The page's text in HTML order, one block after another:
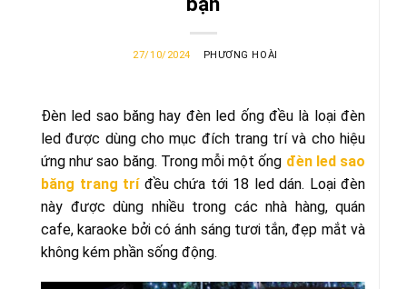
27/10/2024 PHƯƠNG HOÀI
Đèn led sao băng hay đèn led ống đều là loại đèn
led được dùng cho mục đích trang trí và cho hiệu
ứng như sao băng. Trong mỗi một ống đèn led sao
băng trang tríđều chứa tới 18 led dán. Loại đèn
này được dùng nhiều trong các nhà hàng, quán
cafe, karaoke bởi có ánh sáng tươi tắn, đẹp mắt và
không kém phần sống động.